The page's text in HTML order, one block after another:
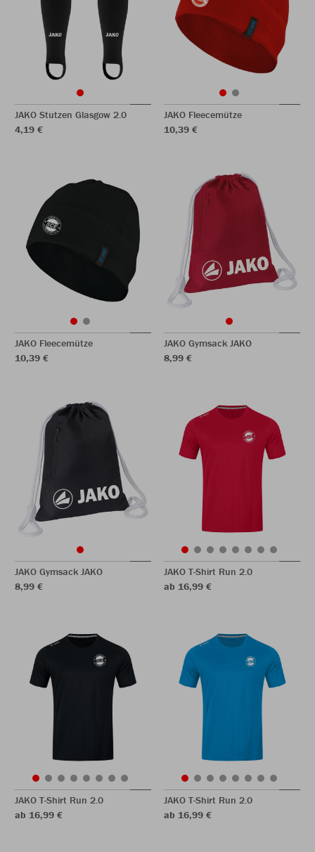
JAKO Stutzen Glasgow 2.0
4,19 €
JAKO Fleecemütze
10,39 €
JAKO Fleecemütze
10,39 €
JAKO Gymsack JAKO
8,99 €
JAKO Gymsack JAKO
8,99 €
JAKO T-Shirt Run 2.0
ab 16,99 €
JAKO T-Shirt Run 2.0
ab 16,99 €
JAKO T-Shirt Run 2.0
ab 16,99 €